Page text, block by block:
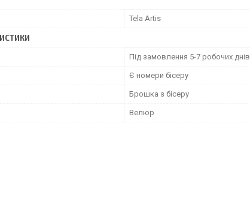
Tela Artis
Під замовлення 5-7 робочих днів
Є номери бісеру
Брошка з бісеру
Велюр